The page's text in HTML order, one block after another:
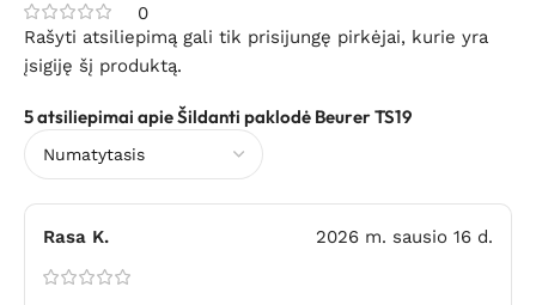
0
5 atsiliepimai apieŠildanti paklodė Beurer TS19
Rasa K. 2026 m. sausio 16 d.
Rašyti atsiliepimą gali tik prisijungę pirkėjai, kurie yra
įsigiję šį produktą.